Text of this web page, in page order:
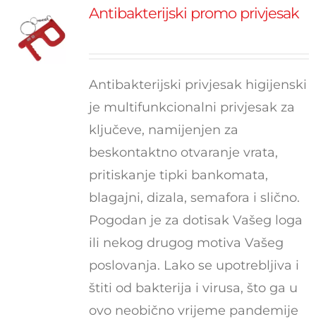
Antibakterijski promo privjesak
Antibakterijski privjesak higijenski
je multifunkcionalni privjesak za
ključeve, namijenjen za
beskontaktno otvaranje vrata,
pritiskanje tipki bankomata,
blagajni, dizala, semafora i slično.
Pogodan je za dotisak Vašeg loga
ili nekog drugog motiva Vašeg
poslovanja. Lako se upotrebljiva i
štiti od bakterija i virusa, što ga u
ovo neobično vrijeme pandemije